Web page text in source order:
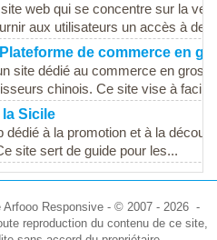
web qui se concentre sur la
aux utilisateurs un accès à des
de commerce en
site dédié au commerce en
chinois. Ce site vise à
Sicile
dédié à la promotion et à la
site sert de guide pour les...
Arfooo Responsive - © 2007 - 2026 -
reproduction du contenu de ce site,